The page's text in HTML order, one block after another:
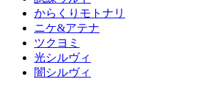
からくりモトナリ
ニケ&アテナ
ツクヨミ
光シルヴィ
闇シルヴィ